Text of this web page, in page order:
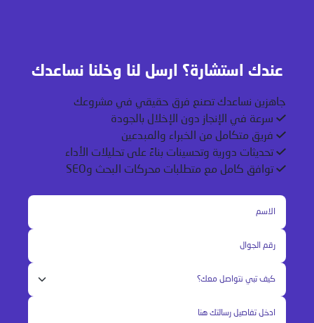
عندك استشارة؟ ارسل لنا وخلنا نساعدك
جاهزين نساعدك تصنع فرق حقيقي في مشروعك
سرعة في الإنجاز دون الإخلال بالجودة
فريق متكامل من الخبراء والمبدعين
تحديثات دورية وتحسينات بناءً على تحليلات الأداء
توافق كامل مع متطلبات محركات البحث وSEO